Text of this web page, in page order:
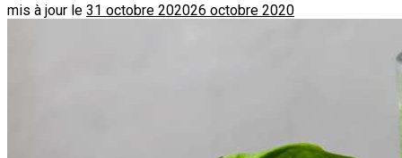
mis à jour le 31 octobre 202026 octobre 2020